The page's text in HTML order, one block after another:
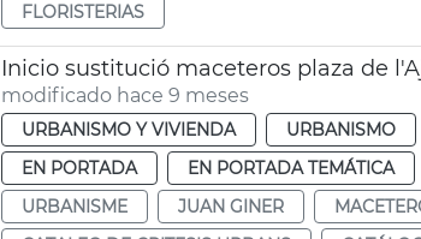
FLORISTERIAS
Inicio sustitució maceteros plaza de
modificado hace 9 meses
URBANISMO Y VIVIENDA URBANISMO
EN PORTADA
EN PORTADA TEMÁTICA
URBANISME
JUAN GINER